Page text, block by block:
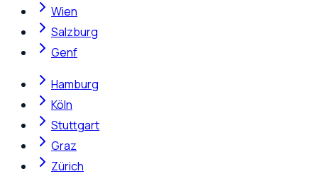
Wien
Salzburg
Genf
Hamburg
Köln
Stuttgart
Graz
Zürich